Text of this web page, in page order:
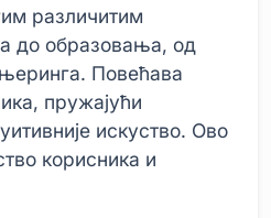
различитим
до образовања, од
Повећава
пружајући
искуство. Ово
корисника и